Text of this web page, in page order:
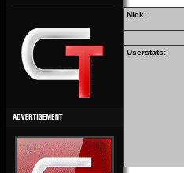
Nick:
Userstats: